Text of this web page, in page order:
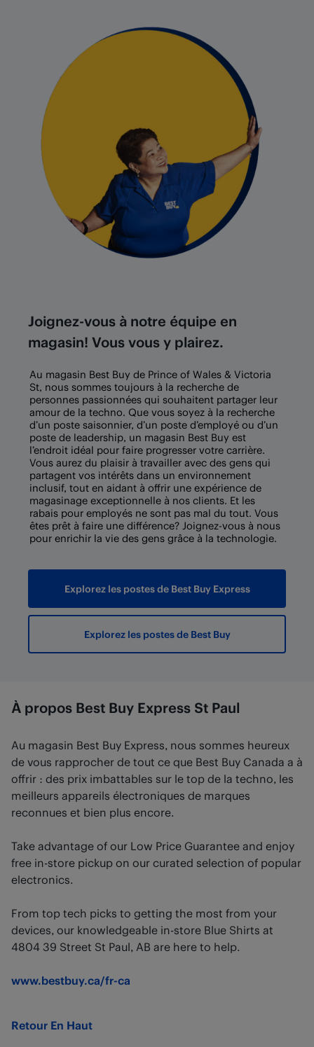
Joignez-vous à notre équipe en
magasin! Vous vous y plairez.
Au magasin Best Buy de Prince of Wales & Victoria
St, nous sommes toujours à la recherche de
personnes passionnées qui souhaitent partager leur
amour de la techno. Que vous soyez à la recherche
d’un poste saisonnier, d’un poste d’employé ou d’un
poste de leadership, un magasin Best Buy est
l’endroit idéal pour faire progresser votre carrière.
Vous aurez du plaisir à travailler avec des gens qui
partagent vos intérêts dans un environnement
inclusif, tout en aidant à offrir une expérience de
magasinage exceptionnelle à nos clients. Et les
rabais pour employés ne sont pas mal du tout. Vous
êtes prêt à faire une différence? Joignez-vous à nous
pour enrichir la vie des gens grâce à la technologie.
Explorez les postes de Best Buy Express
Explorez les postes de Best Buy
À propos Best Buy Express St Paul
Au magasin Best Buy Express, nous sommes heureux
de vous rapprocher de tout ce que Best Buy Canada a à
offrir : des prix imbattables sur le top de la techno, les
meilleurs appareils électroniques de marques
reconnues et bien plus encore.
Take advantage of our Low Price Guarantee and enjoy
free in-store pickup on our curated selection of popular
electronics.
From top tech picks to getting the most from your
devices, our knowledgeable in-store Blue Shirts at
4804 39 Street St Paul, AB are here to help.
www.bestbuy.ca/fr-ca
Retour En Haut